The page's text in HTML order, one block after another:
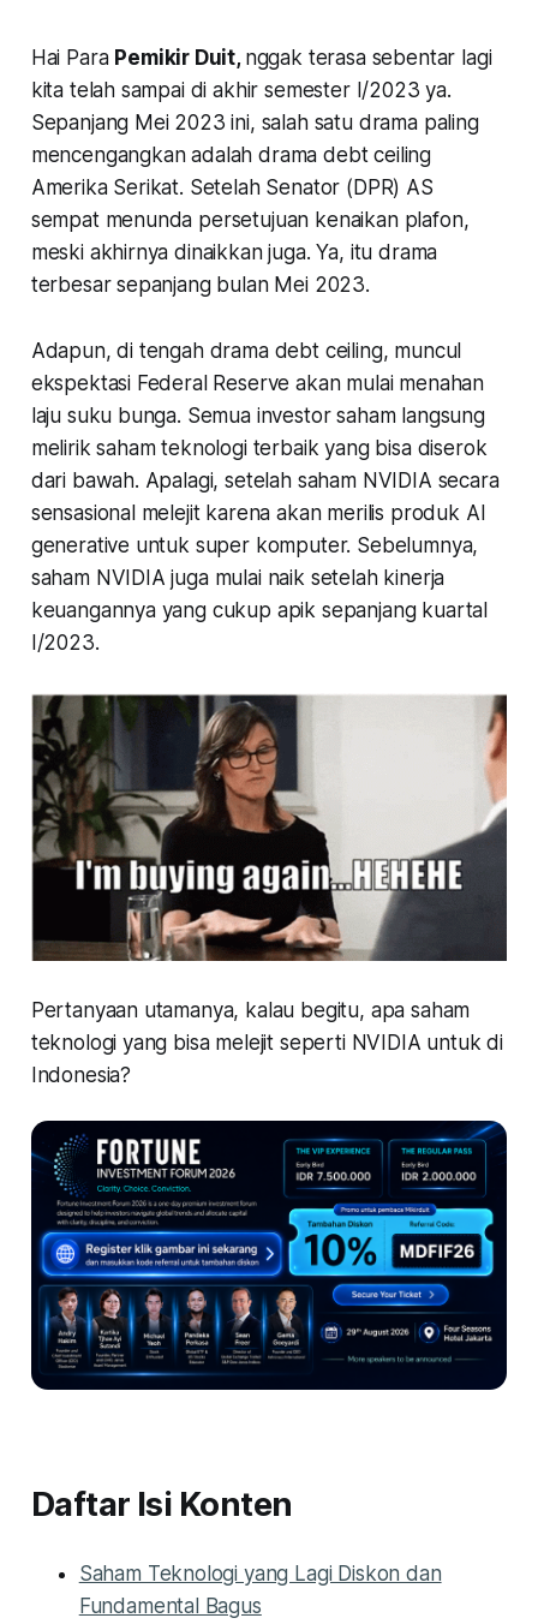
Hai Para Pemikir Duit, nggak terasa sebentar lagi
kita telah sampai di akhir semester I/2023 ya.
Sepanjang Mei 2023 ini, salah satu drama paling
mencengangkan adalah dramadebt ceiling
Amerika Serikat. Setelah Senator (DPR) AS
sempat menunda persetujuan kenaikan plafon,
meski akhirnya dinaikkan juga. Ya, itu drama
terbesar sepanjang bulan Mei 2023.
Adapun, di tengah drama debt ceiling, muncul
ekspektasi Federal Reserve akan mulai menahan
laju suku bunga. Semua investor saham langsung
melirik saham teknologi terbaik yang bisa diserok
dari bawah. Apalagi, setelah saham NVIDIA secara
sensasional melejit karena akan merilis produk AI
generative untuk super komputer. Sebelumnya,
saham NVIDIA juga mulai naik setelah kinerja
keuangannya yang cukup apik sepanjang kuartal
I/2023.
Pertanyaan utamanya, kalau begitu, apa saham
teknologi yang bisa melejit seperti NVIDIA untuk di
Indonesia?
Daftar Isi Konten
Saham Teknologi yang Lagi Diskon dan
Fundamental Bagus